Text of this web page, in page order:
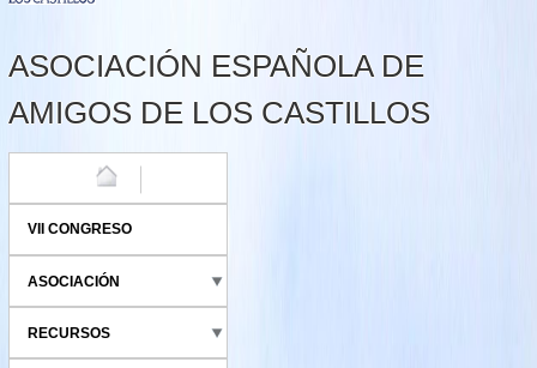
ASOCIACIÓN ESPAÑOLA DE
AMIGOS DE LOS CASTILLOS
VII CONGRESO
ASOCIACIÓN
RECURSOS